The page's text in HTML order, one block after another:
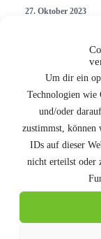
Um dir ein
Technologien wie
und/oder
zustimmst, können
IDs auf dieser
nicht erteilst oder
27. Oktober 2023
Grünpflege auf
höchstem
LESEN